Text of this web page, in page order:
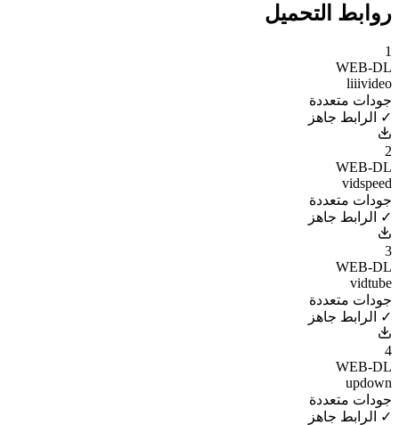
روابط التحميل
1
WEB-DL
liiivideo
جودات متعددة
✓ الرابط جاهز
2
WEB-DL
vidspeed
جودات متعددة
✓ الرابط جاهز
3
WEB-DL
vidtube
جودات متعددة
✓ الرابط جاهز
4
WEB-DL
updown
جودات متعددة
✓ الرابط جاهز